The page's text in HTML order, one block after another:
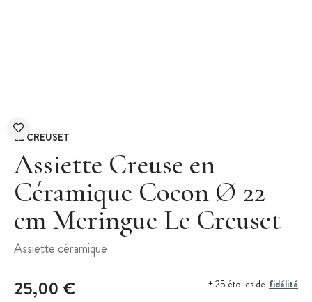
LE CREUSET
Assiette Creuse en
Céramique Cocon Ø 22
cm Meringue Le Creuset
Assiette céramique
25,00 € + 25 étoiles de fidélité